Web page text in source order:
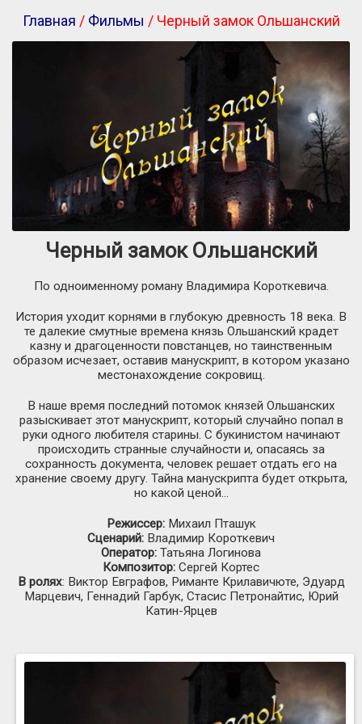
Главная / Фильмы / Черный замок Ольшанский
Черный замок Ольшанский
По одноименному роману Владимира Короткевича.
История уходит корнями в глубокую древность 18 века. В
те далекие смутные времена князь Ольшанский крадет
казну и драгоценности повстанцев, но таинственным
образом исчезает, оставив манускрипт, в котором указано
местонахождение сокровищ.
В наше время последний потомок князей Ольшанских
разыскивает этот манускрипт, который случайно попал в
руки одного любителя старины. С букинистом начинают
происходить странные случайности и, опасаясь за
сохранность документа, человек решает отдать его на
хранение своему другу. Тайна манускрипта будет открыта,
но какой ценой…
Режиссер:Михаил Пташук
Сценарий: Владимир Короткевич
Оператор: Татьяна Логинова
Композитор: Сергей Кортес
В ролях: Виктор Евграфов, Риманте Крилавичюте, Эдуард
Марцевич, Геннадий Гарбук, Стасис Петронайтис, Юрий
Катин-Ярцев